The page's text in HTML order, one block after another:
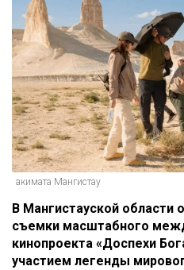
акимата Мангистау
В Мангистауской области
съемки масштабного
кинопроекта «Доспехи
участием легенды